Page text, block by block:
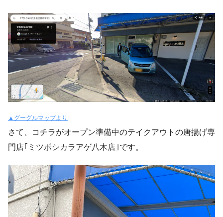
▲グーグルマップより
さて、コチラがオープン準備中のテイクアウトの唐揚げ専
門店｢ミツボシカラアゲ八木店｣です。